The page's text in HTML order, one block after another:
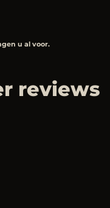
u al voor.
reviews